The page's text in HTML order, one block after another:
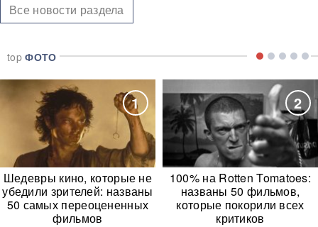
Все новости раздела
topФОТО
1
Шедевры кино, которые не
убедили зрителей: названы
50 самых переоцененных
фильмов
2
100% на Rotten Tomatoes:
названы 50 фильмов,
которые покорили всех
критиков